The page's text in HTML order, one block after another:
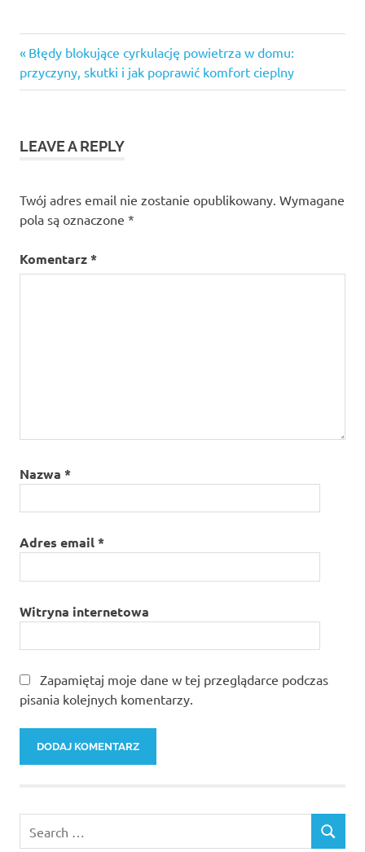
Nawigacja
wpisu
Previous
Post:
Błędy blokujące cyrkulację powietrza w domu:
przyczyny, skutki i jak poprawić komfort cieplny
LEAVE A REPLY
Twój adres email nie zostanie opublikowany. Wymagane
pola są oznaczone *
Komentarz*
Nazwa *
Adres email*
Witryna internetowa
Zapamiętaj moje dane w tej przeglądarce podczas
pisania kolejnych komentarzy.
for:
SEARCH